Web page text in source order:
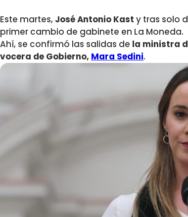
Este martes, José Antonio Kast y tras solo
primer cambio de gabinete en La Moneda.
Ahí, se confirmó las salidas de la ministra
vocera de Gobierno, Mara Sedini.